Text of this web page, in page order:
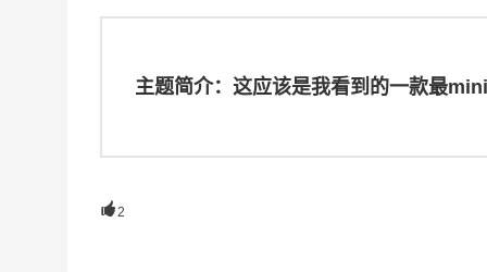
主题简介：这应该是我看到的一款最
2